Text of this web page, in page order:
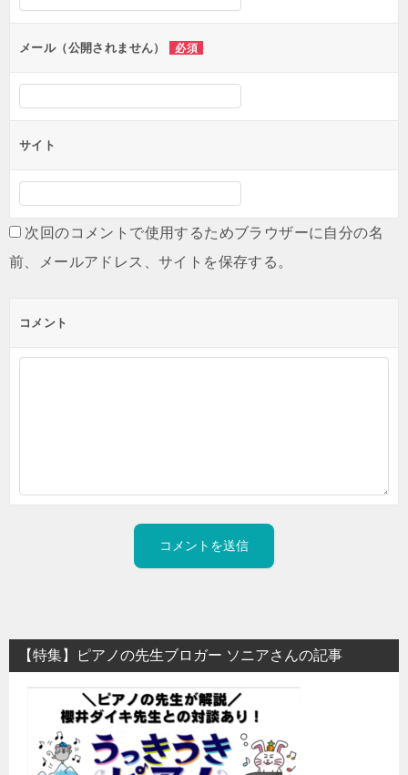
ンメール（公開されません） 必須
サイト
次回のコメントで使用するためブラウザーに自分の名
前、メールアドレス、サイトを保存する。
コメント
【特集】ピアノの先生ブロガー ソニアさんの記事